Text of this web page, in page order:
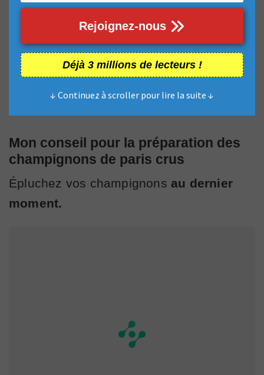
Rejoignez-nous
Déjà 3 millions de lecteurs !
↓ Continuez à scroller pour lire la suite ↓
Mon conseil pour la préparation des
champignons de paris crus
Épluchez vos champignons au dernier
moment.